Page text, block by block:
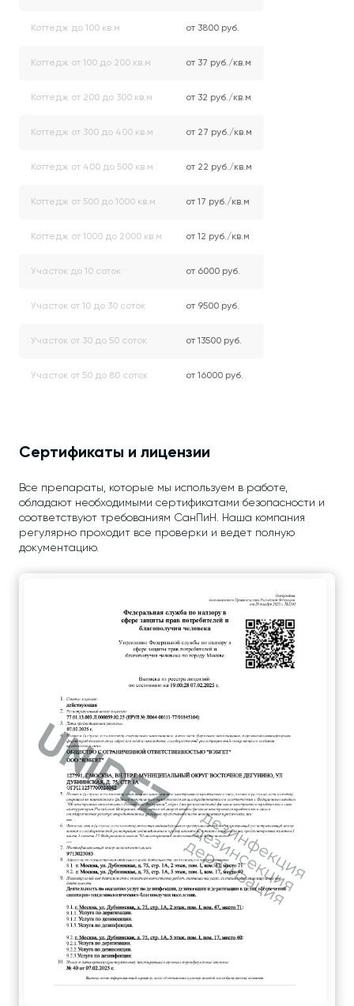
Коттедж до 100 кв.м от 3800 руб.
Коттедж от 100 до 200 кв.м от 37 руб./кв.м
Коттедж от 200 до 300 кв.м от 32 руб./кв.м
Коттедж от 300 до 400 кв.м от 27 руб./кв.м
Коттедж от 400 до 500 кв.м от 22 руб./кв.м
Коттедж от 500 до 1000 кв.м от 17 руб./кв.м
Коттедж от 1000 до 2000 кв.м от 12 руб./кв.м
Участок до 10 соток от 6000 руб.
Участок от 10 до 30 соток от 9500 руб.
Участок от 30 до 50 соток от 13500 руб.
Участок от 50 до 80 соток от 16000 руб.
Сертификаты и лицензии
Все препараты, которые мы используем в работе,
обладают необходимыми сертификатами безопасности и
соответствуют требованиям СанПиН. Наша компания
регулярно проходит все проверки и ведет полную
документацию.